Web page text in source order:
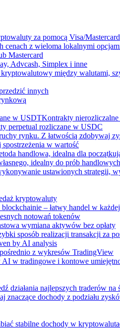
za pomocą Visa/Mastercard
cenach z wieloma lokalnymi
Mastercard
Advcash, Simplex i inne
między walutami,
innych
w USDTKontrakty
perpetual rozliczane w USDC
rynku. Z łatwością zdobywaj
spostrzeżenia w wartość
handlowa, idealna dla
idealny do prób handlowych
ustawionych strategii,
kryptowaluty
– łatwy handel w
notowań tokenów
wymiana aktywów bez opłaty
sposób realizacji transakcji za
by AI analysis
z wykresów TradingView
AI w tradingowe i kontowe
działania najlepszych traderów na
znaczące dochody z podziału
stabilne dochody w